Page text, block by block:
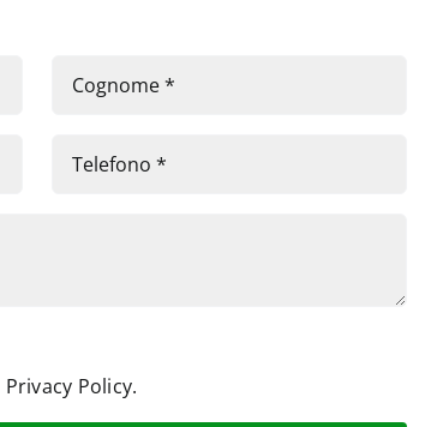
Privacy Policy.